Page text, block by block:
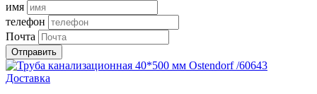
имя
телефон
Почта
Отправить
Доставка